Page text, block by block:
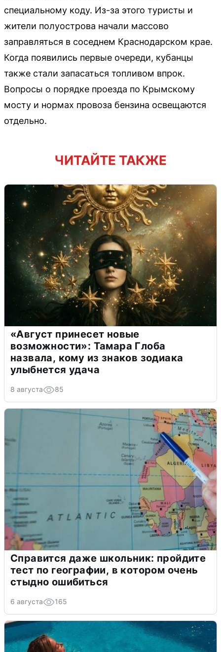
специальному коду. Из-за этого туристы и
жители полуострова начали массово
заправляться в соседнем Краснодарском крае.
Когда появились первые очереди, кубанцы
также стали запасаться топливом впрок.
Вопросы о порядке проезда по Крымскому
мосту и нормах провоза бензина освещаются
отдельно.
ЧИТАЙТЕ ТАКЖЕ
«Август принесет новые
возможности»: Тамара Глоба
назвала, кому из знаков зодиака
улыбнется удача
8 августа 85
Справится даже школьник: пройдите
тест по географии, в котором очень
стыдно ошибиться
6 августа 165